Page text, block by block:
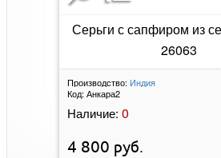
Серьги с сапфиром из
26063
Производство: Индия
Код: Анкара2
Наличие: 0
4 800 руб.